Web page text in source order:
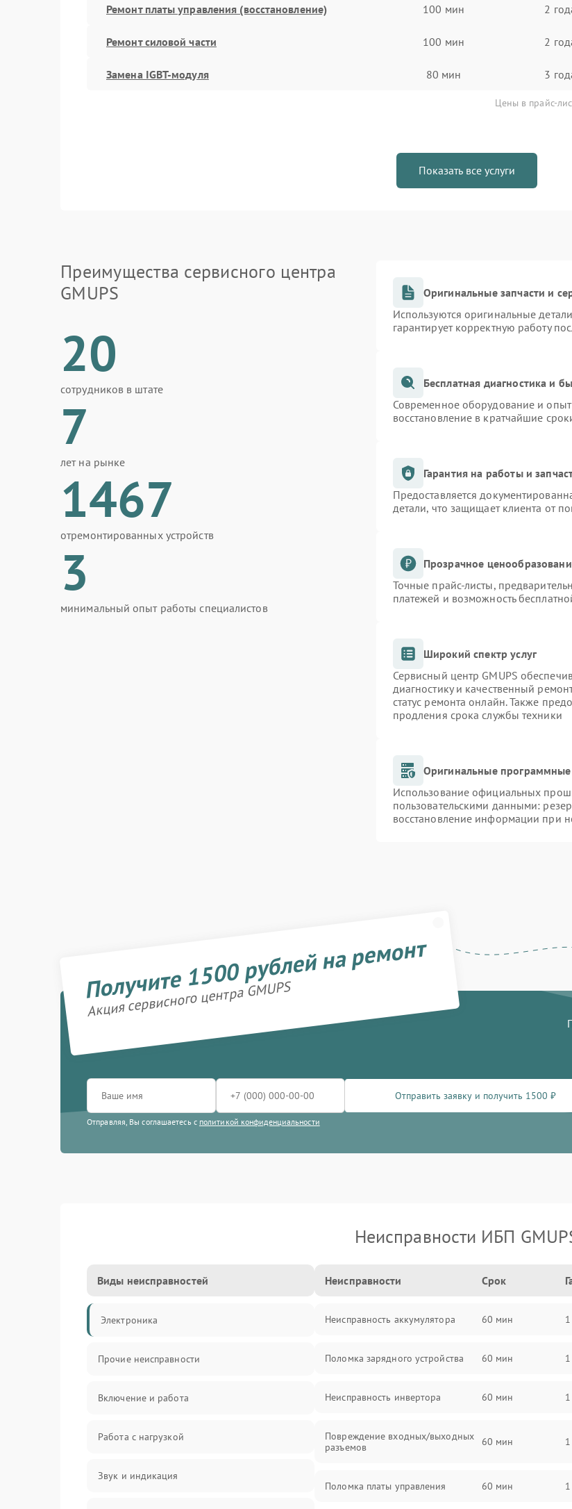
Ремонт платы управления (восстановление) 100 мин 2
Ремонт силовой части 100 мин 2
Замена IGBT-модуля 80 мин 3
Цены в прайс-
Показать все услуги
Преимущества сервисного центра
GMUPS
20
сотрудников в штате
7
лет на рынке
1467
отремонтированных устройств
3
минимальный опыт работы специалистов
Оригинальные запчасти и
Используются оригинальные
гарантирует корректную работу
Бесплатная диагностика и
Современное оборудование и опыт
восстановление в кратчайшие
Гарантия на работы и
Предоставляется
детали, что защищает клиента от
Прозрачное
Точные прайс-листы,
платежей и возможность
Широкий спектр услуг
Сервисный центр GMUPS
диагностику и качественный
статус ремонта онлайн. Также
продления срока службы техники
Оригинальные
Использование официальных
пользовательскими данными:
восстановление информации при
Получите 1500 рублей на ремонт
Акция сервисного центра GMUPS
Отправить заявку и получить 1500 ₽
Отправляя, Вы соглашаетесь с политикой конфиденциальности
Неисправности ИБП
Виды неисправностей
Электроника
Прочие неисправности
Включение и работа
Работа с нагрузкой
Звук и индикация
Неисправности Срок
Неисправность аккумулятора 60 мин
Поломка зарядного устройства 60 мин
Неисправность инвертора 60 мин
Повреждение входных/выходных
разъемов
60 мин
Поломка платы управления 60 мин